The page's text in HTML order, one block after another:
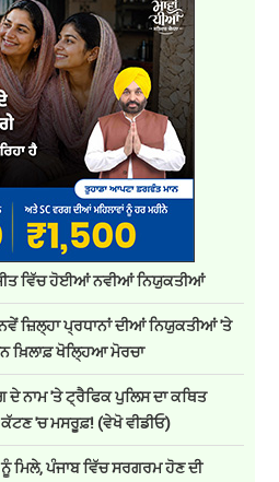
ਵਿੱਚ ਹੋਈਆਂ ਨਵੀਆਂ ਨਿਯੁਕਤੀਆਂ
ਜ਼ਿਲ੍ਹਾ ਪ੍ਰਧਾਨਾਂ ਦੀਆਂ ਨਿਯੁਕਤੀਆਂ 'ਤੇ
ਖ਼ਿਲਾਫ਼ ਖੋਲ੍ਹਿਆ ਮੋਰਚਾ
ਨਾਮ 'ਤੇ ਟ੍ਰੈਫਿਕ ਪੁਲਿਸ ਦਾ ਕਥਿਤ
'ਚ ਮਸਰੂਫ਼! (ਵੇਖੋ ਵੀਡੀਓ)
ਮਿਲੇ, ਪੰਜਾਬ ਵਿੱਚ ਸਰਗਰਮ ਹੋਣ ਦੀ